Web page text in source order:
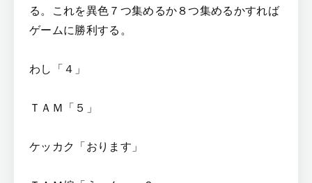
る。これを異色７つ集めるか８つ集めるかすれば
ゲームに勝利する。
わし「４」
ＴＡＭ「５」
ケッカク「おります」